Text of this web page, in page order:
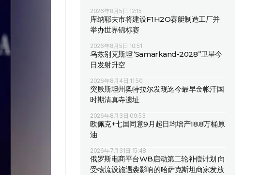
2026年8月5日 12:15
库纳耶夫市将建设F1H2O赛艇制造工厂并
举办世界锦标赛
2026年8月5日 10:51
乌兹别克斯坦“Samarkand-2028”卫星今
日发射升空
2026年8月4日 11:50
突厥斯坦州奥特拉尔发现迄今最早金帐汗国
时期清真寺遗址
2026年8月3日 09:53
欧佩克+七国同意9月起日均增产18.8万桶原
油
2026年7月31日 15:48
俄罗斯电商平台WB启动第二轮补偿计划 向
受物流设施遇袭影响的哈萨克斯坦商家发放